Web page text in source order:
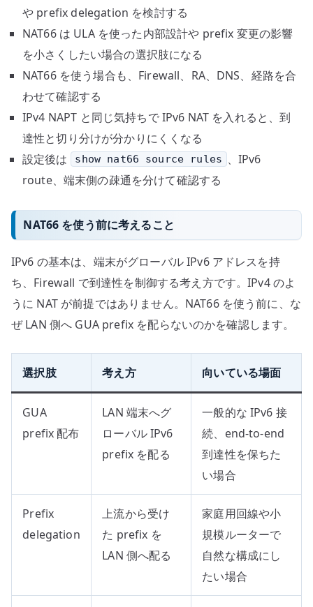
や prefix delegation を検討する
NAT66 は ULA を使った内部設計や prefix 変更の影響
を小さくしたい場合の選択肢になる
NAT66 を使う場合も、Firewall、RA、DNS、経路を合
わせて確認する
IPv4 NAPT と同じ気持ちで IPv6 NAT を入れると、到
達性と切り分けが分かりにくくなる
設定後は
show nat66 source rules 、IPv6
route、端末側の疎通を分けて確認する
NAT66 を使う前に考えること
IPv6 の基本は、端末がグローバル IPv6 アドレスを持
ち、Firewall で到達性を制御する考え方です。IPv4 のよ
うに NAT が前提ではありません。NAT66 を使う前に、な
ぜ LAN 側へ GUA prefix を配らないのかを確認します。
選択肢 考え方 向いている場面
GUA
prefix 配布
LAN 端末へグ
ローバル IPv6
prefix を配る
一般的な IPv6 接
続、end-to-end
到達性を保ちた
い場合
Prefix
delegation
上流から受け
た prefix を
LAN 側へ配る
家庭用回線や小
規模ルーターで
自然な構成にし
たい場合